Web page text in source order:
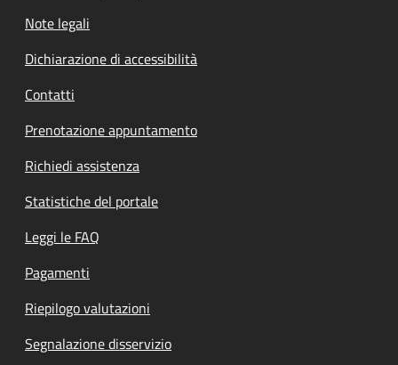
Note legali
Dichiarazione di accessibilità
Contatti
Prenotazione appuntamento
Richiedi assistenza
Statistiche del portale
Leggi le FAQ
Pagamenti
Riepilogo valutazioni
Segnalazione disservizio